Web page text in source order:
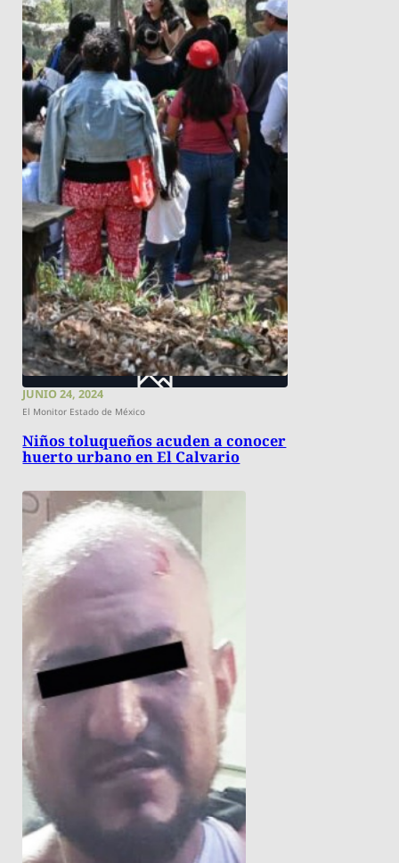
JUNIO 24, 2024
El Monitor Estado de México
Niños toluqueños acuden a conocer
huerto urbano en El Calvario